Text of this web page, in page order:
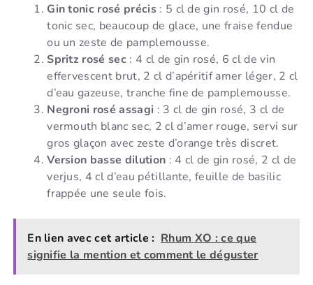
Gin tonic rosé précis: 5 cl de gin rosé, 10 cl de
tonic sec, beaucoup de glace, une fraise fendue
ou un zeste de pamplemousse.
Spritz rosé sec : 4 cl de gin rosé, 6 cl de vin
effervescent brut, 2 cl d’apéritif amer léger, 2 cl
d’eau gazeuse, tranche fine de pamplemousse.
Negroni rosé assagi : 3 cl de gin rosé, 3 cl de
vermouth blanc sec, 2 cl d’amer rouge, servi sur
gros glaçon avec zeste d’orange très discret.
Version basse dilution : 4 cl de gin rosé, 2 cl de
verjus, 4 cl d’eau pétillante, feuille de basilic
frappée une seule fois.
En lien avec cet article : Rhum XO : ce que
signifie la mention et comment le déguster